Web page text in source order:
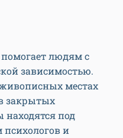
людям с
зависимостью.
местах
закрытых
находятся под
и